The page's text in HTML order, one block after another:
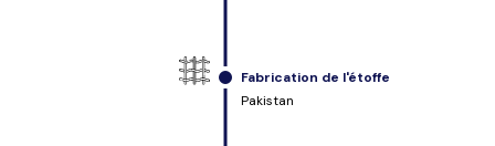
Fabrication de l'étoffe
Pakistan